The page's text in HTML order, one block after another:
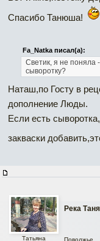
Спасибо Танюша!
Fa_Natka писал(а):
Светик, я не поняла
сыворотку?
Наташ,по Госту в
дополнение Люды.
Если есть
закваски
Река Таня
Татьяна Поволжье